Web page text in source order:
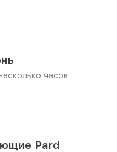
часов
Pard